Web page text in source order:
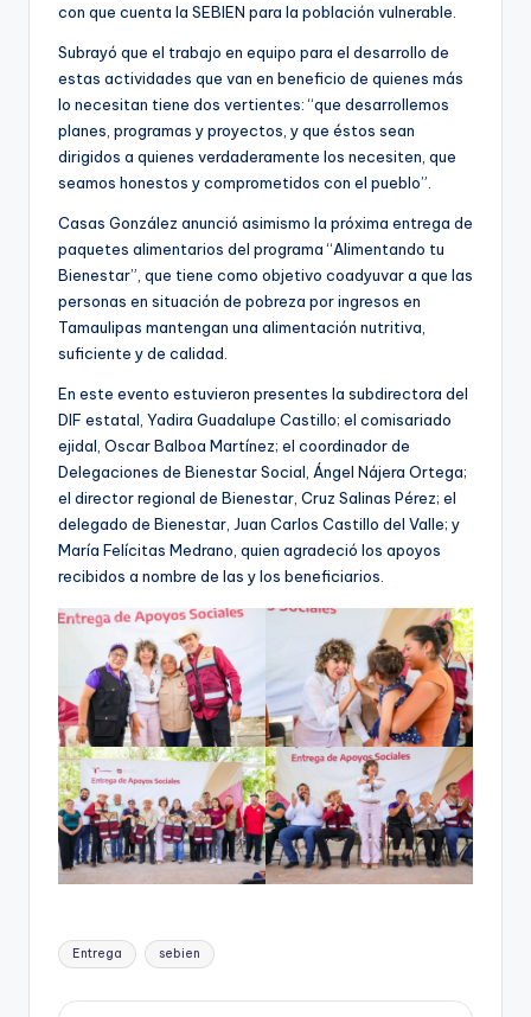
con que cuenta la SEBIEN para la población vulnerable.
Subrayó que el trabajo en equipo para el desarrollo de
estas actividades que van en beneficio de quienes más
lo necesitan tiene dos vertientes: “que desarrollemos
planes, programas y proyectos, y que éstos sean
dirigidos a quienes verdaderamente los necesiten, que
seamos honestos y comprometidos con el pueblo”.
Casas González anunció asimismo la próxima entrega de
paquetes alimentarios del programa “Alimentando tu
Bienestar”, que tiene como objetivo coadyuvar a que las
personas en situación de pobreza por ingresos en
Tamaulipas mantengan una alimentación nutritiva,
suficiente y de calidad.
En este evento estuvieron presentes la subdirectora del
DIF estatal, Yadira Guadalupe Castillo; el comisariado
ejidal, Oscar Balboa Martínez; el coordinador de
Delegaciones de Bienestar Social, Ángel Nájera Ortega;
el director regional de Bienestar, Cruz Salinas Pérez; el
delegado de Bienestar, Juan Carlos Castillo del Valle; y
María Felícitas Medrano, quien agradeció los apoyos
recibidos a nombre de las y los beneficiarios.
Etiquetas:
Entrega sebien